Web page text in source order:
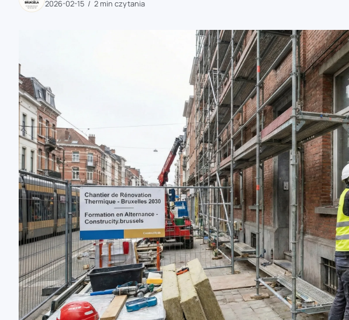
zaobserwuj nas
zaobserwuj nas
2026-02-15
2 min czytania